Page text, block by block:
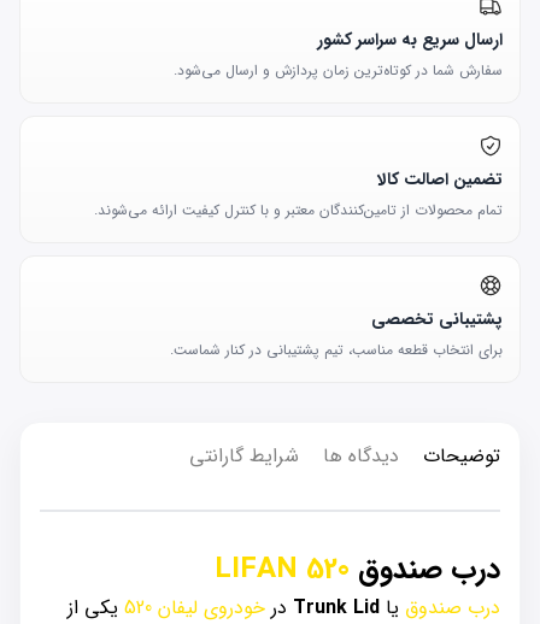
ارسال سریع به سراسر کشور
سفارش شما در کوتاه‌ترین زمان پردازش و ارسال می‌شود.
تضمین اصالت کالا
تمام محصولات از تامین‌کنندگان معتبر و با کنترل کیفیت ارائه می‌شوند.
پشتیبانی تخصصی
برای انتخاب قطعه مناسب، تیم پشتیبانی در کنار شماست.
توضیحات دیدگاه ها شرایط گارانتی
درب صندوق LIFAN 520
درب صندوق یا Trunk Lid در خودروی لیفان 520
یکی از